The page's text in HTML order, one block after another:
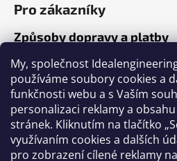
My, společnost
používáme soubory cookies a
funkčnosti webu a s Vaším
personalizaci reklamy a
stránek. Kliknutím na tlačítko
využívaním cookies a dalších
pro zobrazení cílené reklamy
Pro zákazníky
Způsoby dopravy a platby
Jak nakupovat
Články
Výběr volejbalového míče
Výběr fotbalového míče